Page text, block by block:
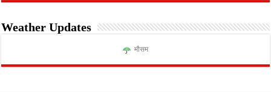
Weather Updates
मौसम